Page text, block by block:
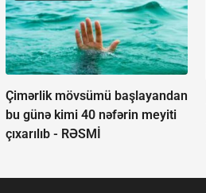
Çimərlik mövsümü başlayandan
bu günə kimi 40 nəfərin meyiti
çıxarılıb - RƏSMİ